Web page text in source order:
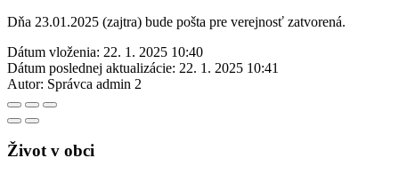
Dňa 23.01.2025 (zajtra) bude pošta pre verejnosť zatvorená.
Dátum vloženia: 22. 1. 2025 10:40
Dátum poslednej aktualizácie: 22. 1. 2025 10:41
Autor: Správca admin 2
Život v obci